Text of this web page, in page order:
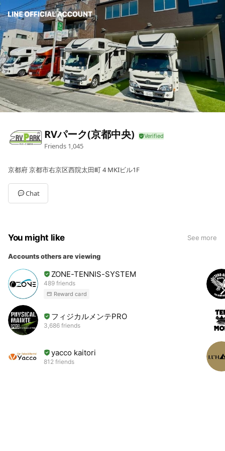
RVパーク(京都中央)
Friends 1,045
京都府 京都市右京区西院太田町 4 MKIビル1F
Chat
You might like See more
Accounts others are viewing
ZONE-TENNIS-SYSTEM
489 friends
Reward card
フィジカルメンテPRO
3,686 friends
yacco kaitori
812 friends